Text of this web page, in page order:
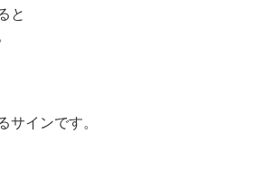
と
サインです。